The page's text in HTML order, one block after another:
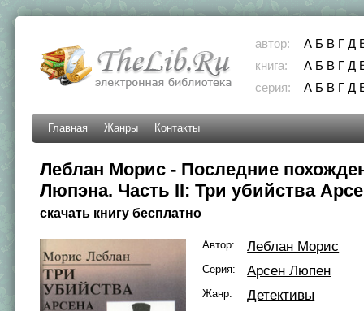
автор: А Б В Г Д
книга:
А Б В Г Д
серия:
А Б В Г Д
Главная Жанры Контакты
Леблан Морис - Последние
Люпэна. Часть II: Три убийства
скачать книгу бесплатно
Автор: Леблан Морис
Серия: Арсен Люпен
Жанр:
Детективы